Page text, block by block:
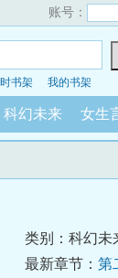
账号：
书架 我的书架
科幻未来 女生
类别：科幻未
最新章节： 第